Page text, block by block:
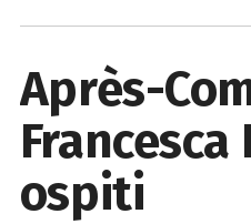
Après-
ospiti